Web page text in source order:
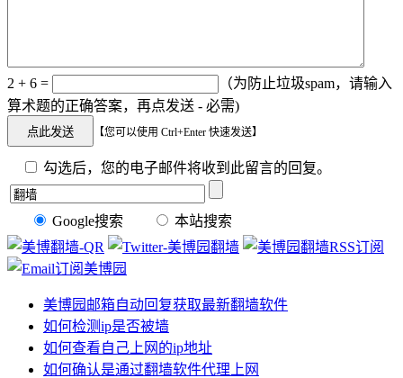
2 + 6 =
（为防止垃圾spam，请输入
算术题的正确答案，再点发送 - 必需)
【您可以使用 Ctrl+Enter 快速发送】
勾选后，您的电子邮件将收到此留言的回复。
Google搜索 本站搜索
美博园邮箱自动回复获取最新翻墙软件
如何检测ip是否被墙
如何查看自己上网的ip地址
如何确认是通过翻墙软件代理上网